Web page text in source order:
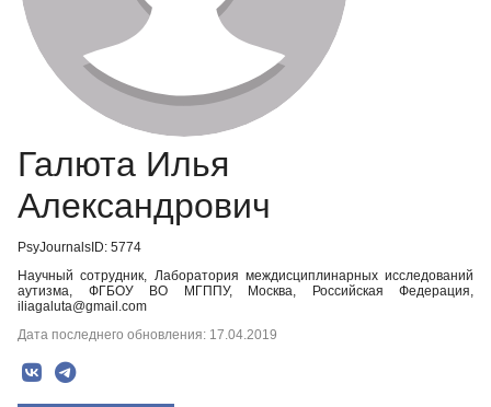
Галюта Илья
Александрович
PsyJournalsID: 5774
Научный сотрудник, Лаборатория междисциплинарных исследований
аутизма, ФГБОУ ВО МГППУ, Москва, Российская Федерация,
iliagaluta@gmail.com
Дата последнего обновления: 17.04.2019